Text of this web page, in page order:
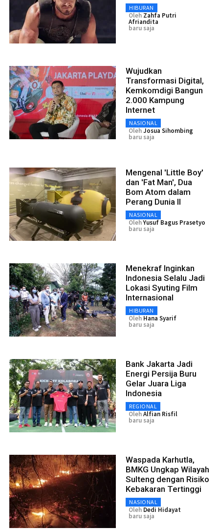
HIBURAN
Oleh Zahfa Putri
Afriandita
baru saja
Wujudkan
Transformasi Digital,
Kemkomdigi Bangun
2.000 Kampung
Internet
NASIONAL
OlehJosua Sihombing
baru saja
Mengenal 'Little Boy'
dan 'Fat Man', Dua
Bom Atom dalam
Perang Dunia II
NASIONAL
OlehYusuf Bagus Prasetyo
baru saja
Menekraf Inginkan
Indonesia Selalu Jadi
Lokasi Syuting Film
Internasional
HIBURAN
Oleh Hana Syarif
baru saja
Bank Jakarta Jadi
Energi Persija Buru
Gelar Juara Liga
Indonesia
REGIONAL
OlehAlfian Risfil
baru saja
Waspada Karhutla,
BMKG Ungkap Wilayah
Sulteng dengan Risiko
Kebakaran Tertinggi
NASIONAL
Oleh Dedi Hidayat
baru saja